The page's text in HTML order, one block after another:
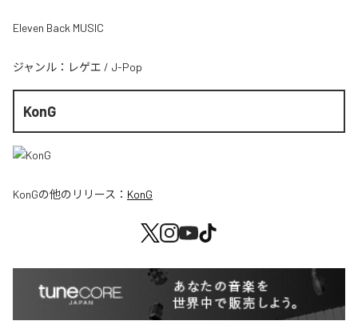
Eleven Back MUSIC
ジャンル： レゲエ / J-Pop
KonG
KonGの他のリリース： KonG